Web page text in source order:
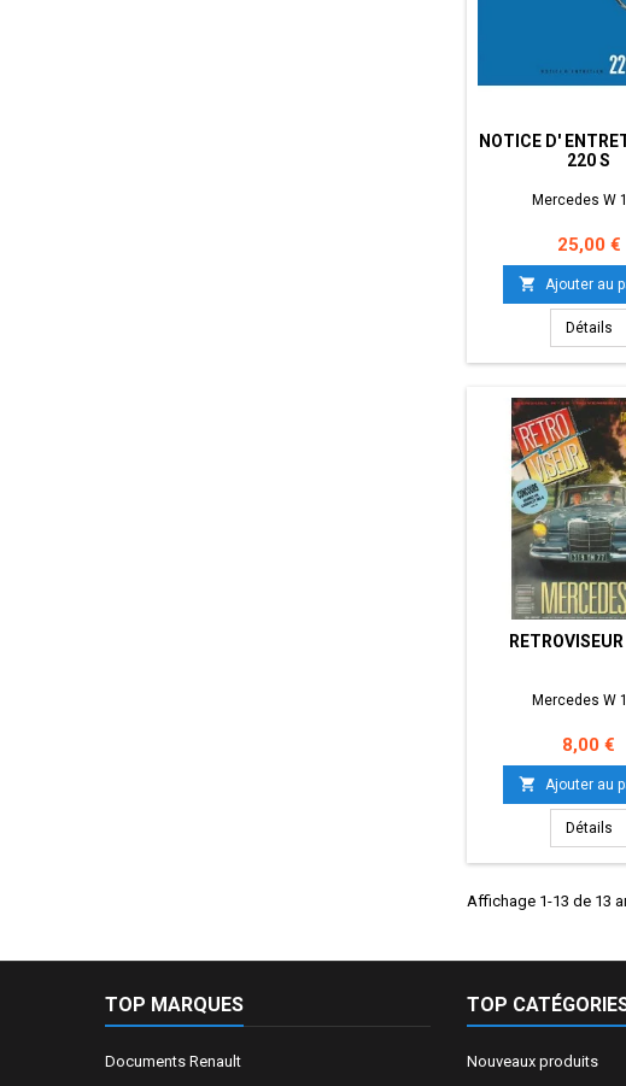
NOTICE D'
220 S
Mercedes W
Prix
25,00 €
 Ajouter au
Détails
Mercedes W
Prix
8,00 €
 Ajouter au
Détails
Affichage 1-13 de 13
TOP MARQUES
Documents Renault
TOP
Nouveaux produits